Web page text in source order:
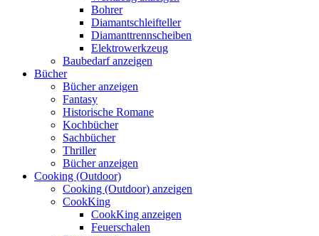
Bohrer
Diamantschleifteller
Diamanttrennscheiben
Elektrowerkzeug
Baubedarf anzeigen
Bücher
Bücher anzeigen
Fantasy
Historische Romane
Kochbücher
Sachbücher
Thriller
Bücher anzeigen
Cooking (Outdoor)
Cooking (Outdoor) anzeigen
CookKing
CookKing anzeigen
Feuerschalen